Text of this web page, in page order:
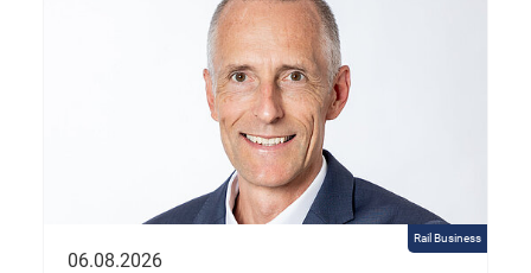
Rail Business
06.08.2026